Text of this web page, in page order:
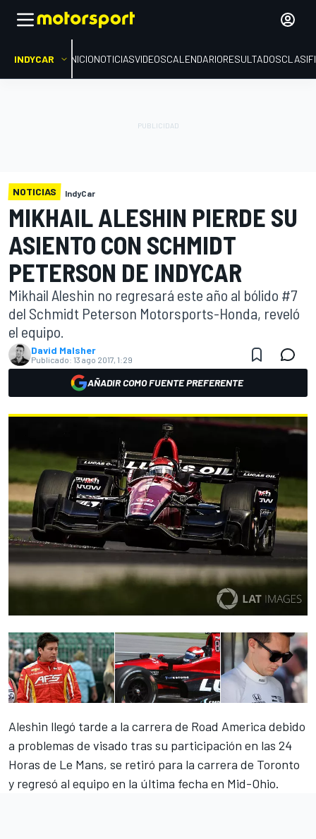
INDYCAR INICIONOTICIASVIDEOSCALENDARIORESULTADOS
NOTICIAS IndyCar
MIKHAIL ALESHIN PIERDE SU
ASIENTO CON SCHMIDT
PETERSON DE INDYCAR
Mikhail Aleshin no regresará este año al bólido #7
del Schmidt Peterson Motorsports-Honda, reveló
el equipo.
David Malsher
Publicado: 13 ago 2017, 1:29
AÑADIR COMO FUENTE PREFERENTE
Aleshin llegó tarde a la carrera de Road America debido
a problemas de visado tras su participación en las 24
Horas de Le Mans, se retiró para la carrera de Toronto
y regresó al equipo en la última fecha en Mid-Ohio.